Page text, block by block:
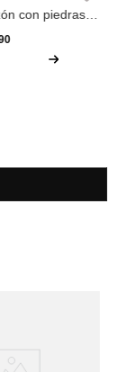
con piedras